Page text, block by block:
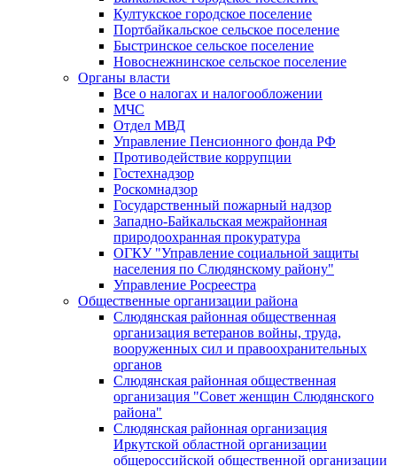
Култукское городское поселение
Портбайкальское сельское поселение
Быстринское сельское поселение
Новоснежнинское сельское поселение
Органы власти
Все о налогах и налогообложении
МЧС
Отдел МВД
Управление Пенсионного фонда РФ
Противодействие коррупции
Гостехнадзор
Роскомнадзор
Государственный пожарный надзор
Западно-Байкальская межрайонная
природоохранная прокуратура
ОГКУ "Управление социальной защиты
населения по Слюдянскому району"
Управление Росреестра
Общественные организации района
Слюдянская районная общественная
организация ветеранов войны, труда,
вооруженных сил и правоохранительных
органов
Слюдянская районная общественная
организация "Совет женщин Слюдянского
района"
Слюдянская районная организация
Иркутской областной организации
общероссийской общественной организации